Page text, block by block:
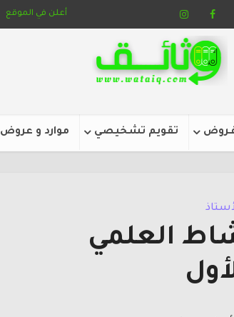
أعلن في الموقع
تقويم تشخيصي موارد و عروض
العلمي